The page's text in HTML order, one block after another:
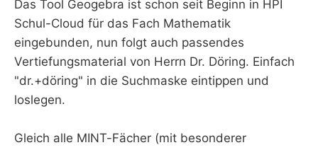
Das Tool Geogebra ist schon seit Beginn in HPI
Schul-Cloud für das Fach Mathematik
eingebunden, nun folgt auch passendes
Vertiefungsmaterial von Herrn Dr. Döring. Einfach
"dr.+döring" in die Suchmaske eintippen und
loslegen.
Gleich alle MINT-Fächer (mit besonderer